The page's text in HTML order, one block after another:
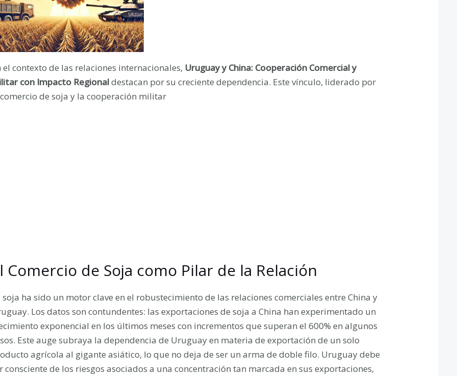
el contexto de las relaciones internacionales, Uruguay y China: Cooperación Comercial y
con Impacto Regionaldestacan por su creciente dependencia. Este vínculo, liderado por
de soja y la cooperación militar
Comercio de Soja como Pilar de la Relación
soja ha sido un motor clave en el robustecimiento de las relaciones comerciales entre China y
Los datos son contundentes: las exportaciones de soja a China han experimentado un
exponencial en los últimos meses con incrementos que superan el 600% en algunos
Este auge subraya la dependencia de Uruguay en materia de exportación de un solo
agrícola al gigante asiático, lo que no deja de ser un arma de doble filo. Uruguay debe
consciente de los riesgos asociados a una concentración tan marcada en sus exportaciones,